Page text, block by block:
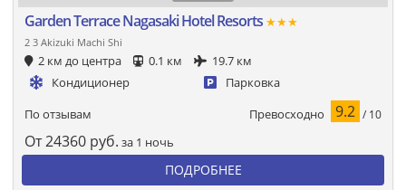
Garden Terrace Nagasaki Hotel Resorts ★★★
2 3 Akizuki Machi Shi
2 км до центра 0.1 км
19.7 км
Кондиционер
Парковка
По отзывам Превосходно 9.2 / 10
От24360 руб. за 1 ночь
ПОДРОБНЕЕ